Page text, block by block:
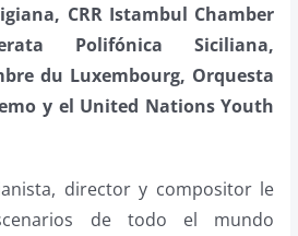
CRR Istambul Chamber
Polifónica Siciliana,
du Luxembourg, Orquesta
y el United Nations Youth
director y compositor le
de todo el mundo